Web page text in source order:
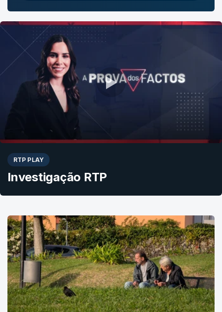
RTP PLAY
Investigação RTP